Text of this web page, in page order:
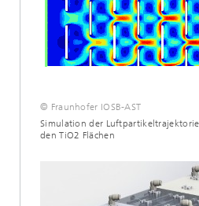
© Fraunhofer IOSB-AST
Simulation der
den TiO2 Flächen